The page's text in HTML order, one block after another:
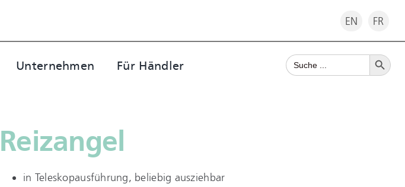
EN FR
Unternehmen Für Händler
Search
for:
Search Button
Reizangel
in Teleskopausführung, beliebig ausziehbar